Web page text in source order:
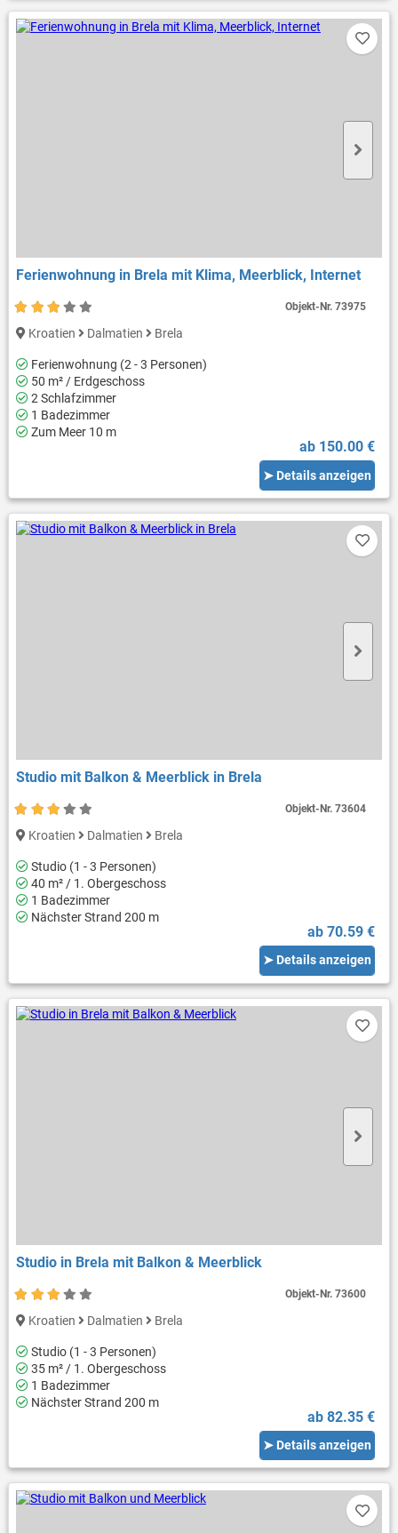
Ferienwohnung in Brela mit Klima, Meerblick, Internet
Kroatien Dalmatien Brela
Ferienwohnung (2 - 3 Personen)
50 m² / Erdgeschoss
2 Schlafzimmer
1 Badezimmer
Zum Meer 10 m
ab 150.00 €
➤ Details anzeigen
Objekt-Nr.73975
Studio mit Balkon & Meerblick in Brela
Kroatien Dalmatien Brela
Studio (1 - 3 Personen)
40 m² / 1. Obergeschoss
1 Badezimmer
Nächster Strand 200 m
ab 70.59 €
➤ Details anzeigen
Objekt-Nr.73604
Studio in Brela mit Balkon & Meerblick
Kroatien Dalmatien Brela
Studio (1 - 3 Personen)
35 m² / 1. Obergeschoss
1 Badezimmer
Nächster Strand 200 m
ab 82.35 €
➤ Details anzeigen
Objekt-Nr.73600